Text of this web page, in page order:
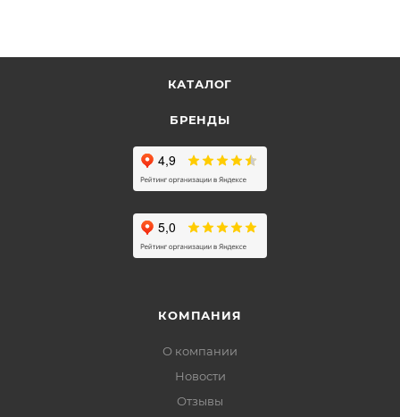
КАТАЛОГ
БРЕНДЫ
КОМПАНИЯ
О компании
Новости
Отзывы